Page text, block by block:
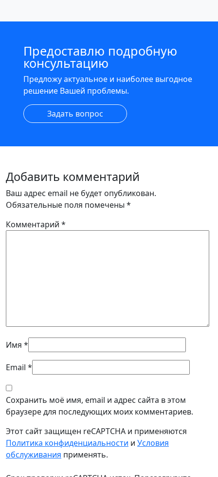
Предоставлю подробную
консультацию
Предложу актуальное и наиболее выгодное
решение Вашей проблемы.
Задать вопрос
Добавить комментарий
Ваш адрес email не будет опубликован.
Обязательные поля помечены *
Комментарий *
Имя *
Email *
Сохранить моё имя, email и адрес сайта в этом
браузере для последующих моих комментариев.
Этот сайт защищен reCAPTCHA и применяются
Политика конфиденциальности и Условия
обслуживания применять.